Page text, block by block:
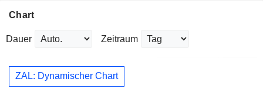
Chart
Dauer Zeitraum
ZAL: Dynamischer Chart